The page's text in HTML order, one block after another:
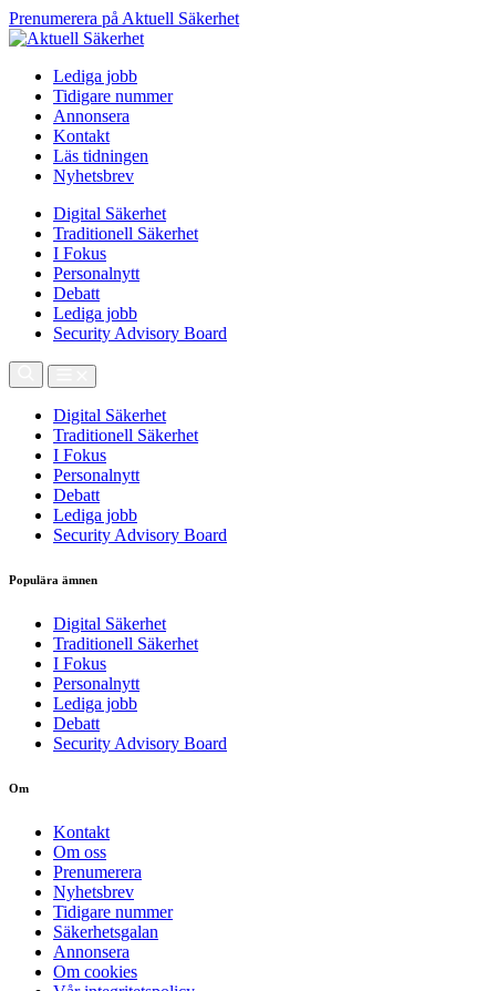
Prenumerera på Aktuell Säkerhet
Lediga jobb
Tidigare nummer
Annonsera
Kontakt
Läs tidningen
Nyhetsbrev
Digital Säkerhet
Traditionell Säkerhet
I Fokus
Personalnytt
Debatt
Lediga jobb
Security Advisory Board
Digital Säkerhet
Traditionell Säkerhet
I Fokus
Personalnytt
Debatt
Lediga jobb
Security Advisory Board
Populära ämnen
Digital Säkerhet
Traditionell Säkerhet
I Fokus
Personalnytt
Lediga jobb
Debatt
Security Advisory Board
Om
Kontakt
Om oss
Prenumerera
Nyhetsbrev
Tidigare nummer
Säkerhetsgalan
Annonsera
Om cookies